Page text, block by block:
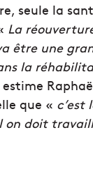
seule la
La
être une
la
estime
que « c’est
on doit